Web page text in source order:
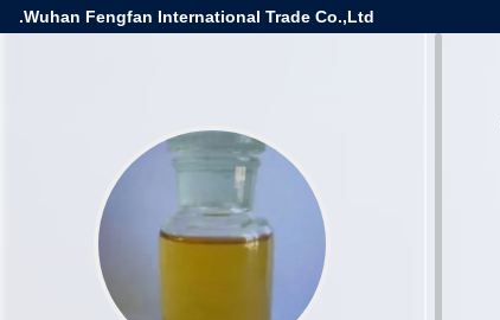
Wuhan Fengfan International Trade Co.,Ltd.